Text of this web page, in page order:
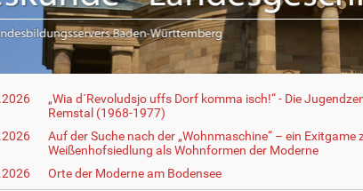
„Wia d´Revoludsjo uffs Dorf komma isch!“ - Die
Remstal (1968-1977)
Auf der Suche nach der „Wohnmaschine“ – ein Exitgame
Weißenhofsiedlung als Wohnformen der Moderne
Orte der Moderne am Bodensee